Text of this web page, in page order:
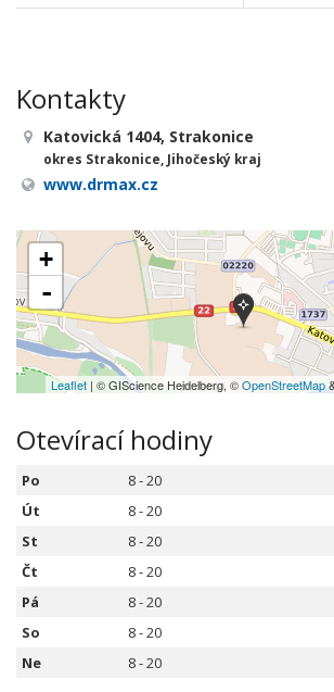
Kontakty
Katovická 1404, Strakonice
okres Strakonice, Jihočeský kraj
www.drmax.cz
+
-
Leaflet | © GIScience Heidelberg, ©OpenStreetMap
Otevírací hodiny
Po
8 - 20
Út
8 - 20
St
8 - 20
Čt
8 - 20
Pá
8 - 20
So
8 - 20
Ne
8 - 20